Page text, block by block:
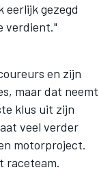
eerlijk gezegd
verdient."
en zijn
maar dat neemt
klus uit zijn
veel verder
motorproject.
raceteam.